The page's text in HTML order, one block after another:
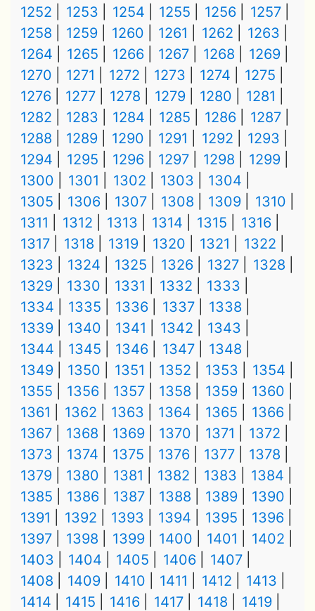
1252
1253 1254 1255 1256
1257
1258
1259 1260 1261 1262
1263
1264
1265 1266 1267 1268
1269
1270
1271 1272 1273 1274
1275
1276
1277 1278 1279 1280
1281
1282
1283 1284 1285 1286
1287
1288
1289 1290 1291 1292
1293
1294
1295 1296 1297 1298
1299
1300
1301 1302 1303
1304
1305
1306 1307 1308 1309
1310
1311
1312 1313 1314 1315
1316
1317
1318 1319 1320 1321
1322
1323
1324 1325 1326 1327
1328
1329
1330 1331 1332
1333
1334
1335 1336 1337
1338
1339
1340 1341 1342
1343
1344
1345 1346 1347
1348
1349
1350 1351 1352 1353
1354
1355
1356 1357 1358 1359
1360
1361
1362 1363 1364 1365
1366
1367
1368 1369 1370 1371
1372
1373
1374 1375 1376 1377
1378
1379
1380 1381 1382 1383
1384
1385
1386 1387 1388 1389
1390
1391
1392 1393 1394 1395
1396
1397
1398 1399 1400 1401
1402
1403
1404 1405 1406
1407
1408
1409 1410 1411 1412
1413
1414
1415 1416 1417 1418
1419